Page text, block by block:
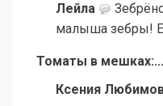
Лейла
малыша зебры!
Томаты в мешках:...
Ксения